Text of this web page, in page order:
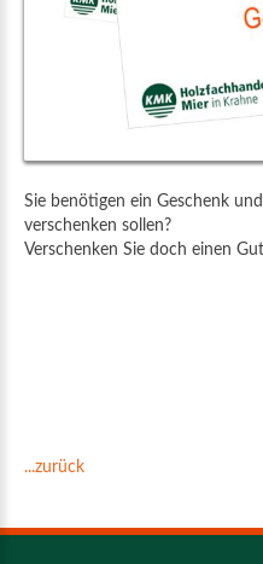
Sie benötigen ein Geschenk
verschenken sollen?
Verschenken Sie doch einen
...zurück